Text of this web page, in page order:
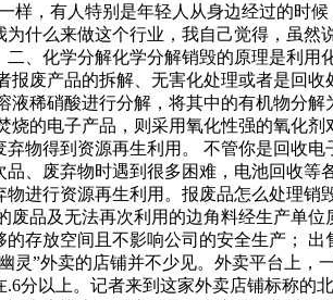
样，有人特别是年轻人从身边经过的时
什么来做这个行业，我自己觉得，虽
、化学分解化学分解销毁的原理是利
报废产品的拆解、无害化处理或者是回
液稀硝酸进行分解，将其中的有机物分
烧的电子产品，则采用氧化性强的氧化
物得到资源再生利用。 不管你是回收
、废弃物时遇到很多困难，电池回收
进行资源再生利用。报废品怎么处理
废品及无法再次利用的边角料经生产单
存放空间且不影响公司的安全生产；
灵”外卖的店铺并不少见。外卖平台上
分以上。记者来到这家外卖店铺标称的